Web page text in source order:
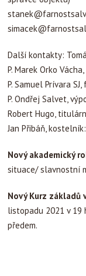
Další kontakty:
P. Marek Orko
P. Samuel Prívara
P. Ondřej Salvet,
Robert Hugo,
Jan Přibáň, kostelník:
Nový akademický
situace/ slavnostní
Nový Kurz základů
listopadu 2021 v 19
předem.